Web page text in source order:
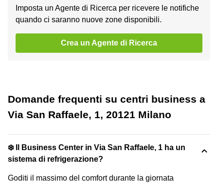
Imposta un Agente di Ricerca per ricevere le notifiche
quando ci saranno nuove zone disponibili.
Crea un Agente di Ricerca
Domande frequenti su centri business a
Via San Raffaele, 1, 20121 Milano
❄️ Il Business Center in Via San Raffaele, 1 ha un
sistema di refrigerazione?
Goditi il massimo del comfort durante la giornata